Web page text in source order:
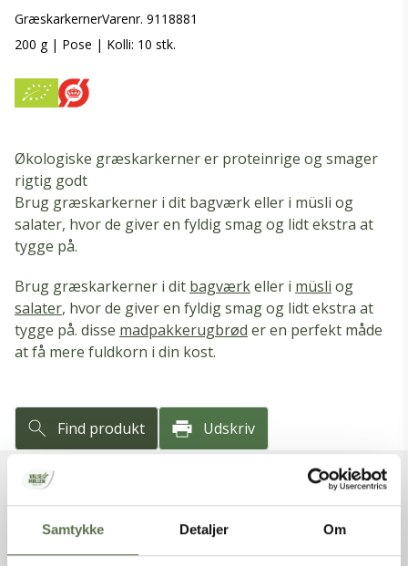
Samtykke Detaljer Om
GræskarkernerVarenr. 9118881
200 g | Pose | Kolli: 10 stk.
Økologiske græskarkerner er proteinrige og smager
rigtig godt
Brug græskarkerner i dit bagværk eller i müsli og
salater, hvor de giver en fyldig smag og lidt ekstra at
tygge på.
Brug græskarkerner i dit bagværkeller i müsli og
salater, hvor de giver en fyldig smag og lidt ekstra at
tygge på. disse madpakkerugbrød er en perfekt måde
at få mere fuldkorn i din kost.
Find produkt Udskriv
VAREFAKTA
Varenummer
9118881